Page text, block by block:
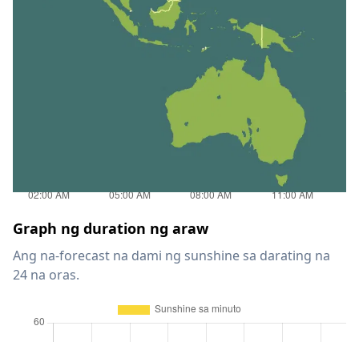
Graph ng duration ng araw
Ang na-forecast na dami ng sunshine sa darating na
24 na oras.